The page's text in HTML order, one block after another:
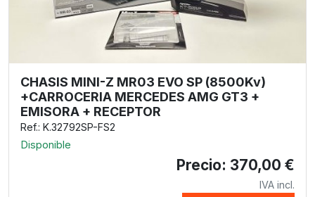
CHASIS MINI-Z MR03 EVO SP (8500Kv)
+CARROCERIA MERCEDES AMG GT3 +
EMISORA + RECEPTOR
Ref.: K.32792SP-FS2
Disponible
Precio: 370,00 €
IVA incl.